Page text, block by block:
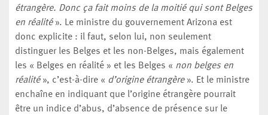
étrangère. Donc ça fait moins de la moitié qui sont Belges
en réalité». Le ministre du gouvernement Arizona est
donc explicite : il faut, selon lui, non seulement
distinguer les Belges et les non-Belges, mais également
les « Belges en réalité » et les Belges « non belges en
réalité», c’est-à-dire « d’origine étrangère». Et le ministre
enchaîne en indiquant que l’origine étrangère pourrait
être un indice d’abus, d’absence de présence sur le